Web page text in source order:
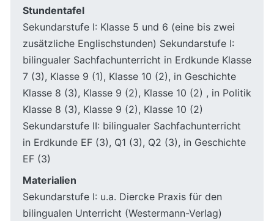
Stundentafel
Sekundarstufe I: Klasse 5 und 6 (eine bis zwei
zusätzliche Englischstunden) Sekundarstufe I:
bilingualer Sachfachunterricht in Erdkunde Klasse
7 (3), Klasse 9 (1), Klasse 10 (2), in Geschichte
Klasse 8 (3), Klasse 9 (2), Klasse 10 (2) , in Politik
Klasse 8 (3), Klasse 9 (2), Klasse 10 (2)
Sekundarstufe II: bilingualer Sachfachunterricht
in Erdkunde EF (3), Q1 (3), Q2 (3), in Geschichte
EF (3)
Materialien
Sekundarstufe I: u.a. Diercke Praxis für den
bilingualen Unterricht (Westermann-Verlag)